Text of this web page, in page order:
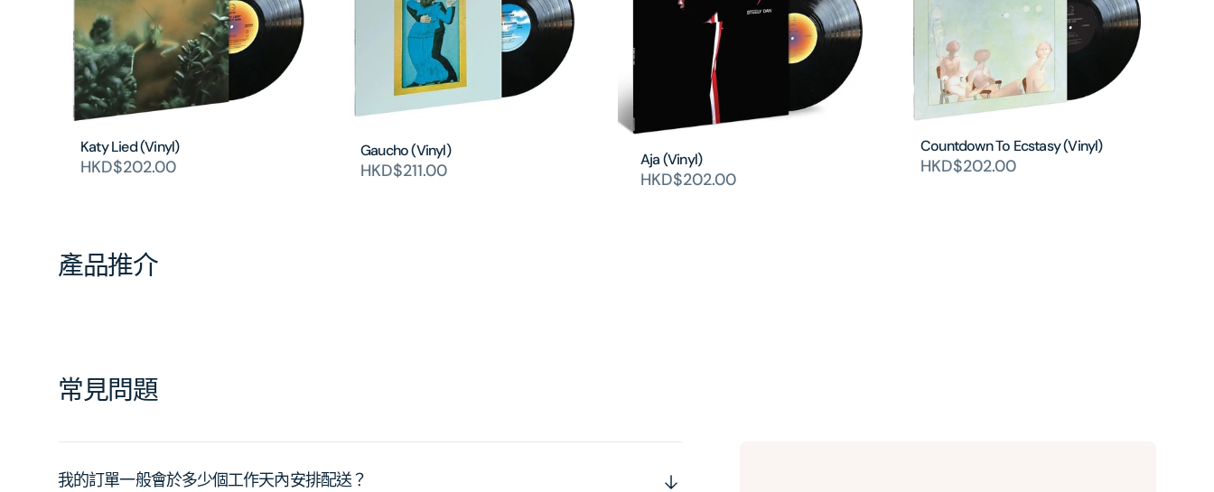
Katy Lied (Vinyl)
HKD$202.00
Gaucho (Vinyl)
HKD$211.00
Aja (Vinyl)
HKD$202.00
Countdown To Ecstasy (Vinyl)
HKD$202.00
產品推介
常見問題
我的訂單一般會於多少個工作天內安排配送？